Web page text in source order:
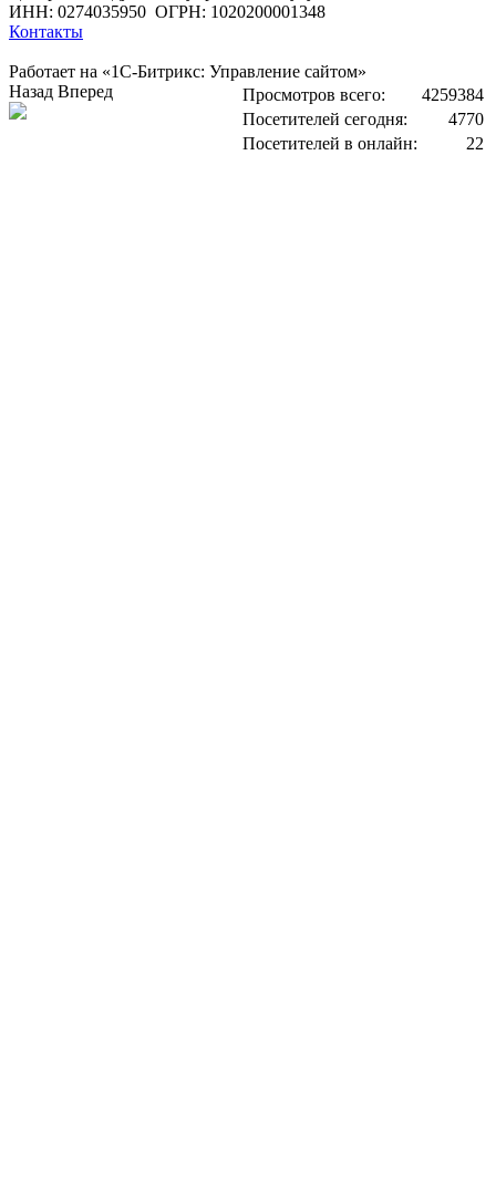
ИНН: 0274035950 ОГРН: 1020200001348
Контакты
Работает на «1С-Битрикс: Управление сайтом»
Просмотров всего:
4259384
Посетителей сегодня:
4770
Посетителей в онлайн:
22
Назад Вперед